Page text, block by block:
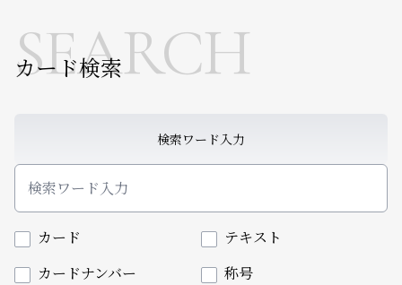
SEARCH
カード検索
検索ワード入力
カード
テキスト
カードナンバー
称号